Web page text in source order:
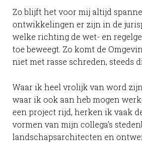
Zo blijft het voor mij altijd
ontwikkelingen er zijn in de
welke richting de wet- en
toe beweegt. Zo komt de
niet met rasse schreden, steeds
Waar ik heel vrolijk van word
waar ik ook aan heb mogen
een project rijd, herken ik vaak
vormen van mijn collega’s
landschapsarchitecten en